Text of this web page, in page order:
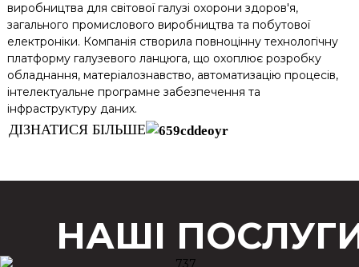
виробництва для світової галузі охорони здоров'я,
загального промислового виробництва та побутової
електроніки. Компанія створила повноцінну технологічну
платформу галузевого ланцюга, що охоплює розробку
обладнання, матеріалознавство, автоматизацію процесів,
інтелектуальне програмне забезпечення та
інфраструктуру даних.
ДІЗНАТИСЯ БІЛЬШЕ
НАШІ